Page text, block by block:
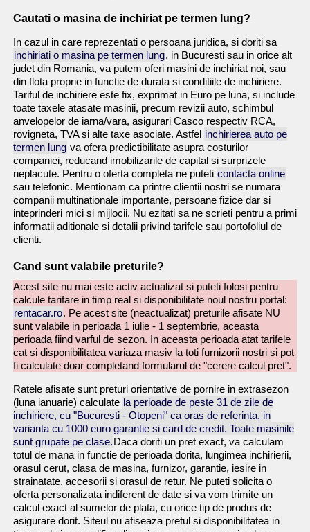
Cautati o masina de inchiriat pe termen lung?
In cazul in care reprezentati o persoana juridica, si doriti sa
inchiriati o masina pe termen lung, in Bucuresti sau in orice alt
judet din Romania, va putem oferi masini de inchiriat noi, sau
din flota proprie in functie de durata si conditiile de inchiriere.
Tariful de inchiriere este fix, exprimat in Euro pe luna, si include
toate taxele atasate masinii, precum revizii auto, schimbul
anvelopelor de iarna/vara, asigurari Casco respectiv RCA,
rovigneta, TVA si alte taxe asociate. Astfel inchirierea auto pe
termen lung va ofera predictibilitate asupra costurilor
companiei, reducand imobilizarile de capital si surprizele
neplacute. Pentru o oferta completa ne puteti contacta online
sau telefonic. Mentionam ca printre clientii nostri se numara
companii multinationale importante, persoane fizice dar si
inteprinderi mici si mijlocii. Nu ezitati sa ne scrieti pentru a primi
informatii aditionale si detalii privind tarifele sau portofoliul de
clienti.
Cand sunt valabile preturile?
Acest site nu mai este activ actualizat si puteti folosi pentru
calcule tarifare in timp real si disponibilitate noul nostru portal:
rentacar.ro. Pe acest site (neactualizat) preturile afisate NU
sunt valabile in perioada 1 iulie - 1 septembrie, aceasta
perioada fiind varful de sezon. In aceasta perioada atat tarifele
cat si disponibilitatea variaza masiv la toti furnizorii nostri si pot
fi calculate doar completand formularul de "cerere calcul pret".
Ratele afisate sunt preturi orientative de pornire in extrasezon
(luna ianuarie) calculate la perioade de peste 31 de zile de
inchiriere, cu "Bucuresti - Otopeni" ca oras de referinta, in
varianta cu 1000 euro garantie si card de credit. Toate masinile
sunt grupate pe clase.Daca doriti un pret exact, va calculam
totul de mana in functie de perioada dorita, lungimea inchirierii,
orasul cerut, clasa de masina, furnizor, garantie, iesire in
strainatate, accesorii si orasul de retur. Ne puteti solicita o
oferta personalizata indiferent de date si va vom trimite un
calcul exact al sumelor de plata, cu orice tip de produs de
asigurare dorit. Siteul nu afiseaza pretul si disponibilitatea in